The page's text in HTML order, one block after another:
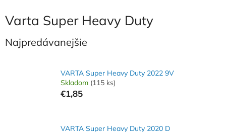
Varta Super Heavy Duty
Najpredávanejšie
VARTA Super Heavy Duty 2022 9V
Skladom (115 ks)
€1,85
VARTA Super Heavy Duty 2020 D